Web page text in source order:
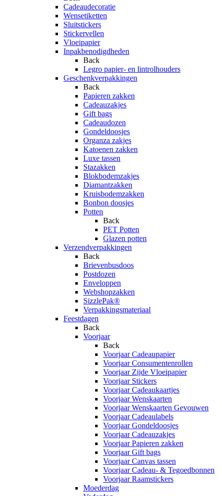
Cadeaudecoratie
Wensetiketten
Sluitstickers
Stickervellen
Vloeipapier
Inpakbenodigdheden
Back
Legro papier- en lintrolhouders
Geschenkverpakkingen
Back
Papieren zakken
Cadeauzakjes
Gift bags
Cadeaudozen
Gondeldoosjes
Organza zakjes
Katoenen zakken
Luxe tassen
Stazakken
Blokbodemzakjes
Diamantzakken
Kruisbodemzakken
Bonbon doosjes
Potten
Back
PET Potten
Glazen potten
Verzendverpakkingen
Back
Brievenbusdoos
Postdozen
Enveloppen
Webshopzakken
SizzlePak®
Verpakkingsmateriaal
Feestdagen
Back
Voorjaar
Back
Voorjaar Cadeaupapier
Voorjaar Consumentenrollen
Voorjaar Zijde Vloeipapier
Voorjaar Stickers
Voorjaar Cadeaukaartjes
Voorjaar Wenskaarten
Voorjaar Wenskaarten Gevouwen
Voorjaar Cadeaulabels
Voorjaar Gondeldoosjes
Voorjaar Cadeauzakjes
Voorjaar Papieren zakken
Voorjaar Gift bags
Voorjaar Canvas tassen
Voorjaar Cadeau- & Tegoedbonnen
Voorjaar Raamstickers
Moederdag